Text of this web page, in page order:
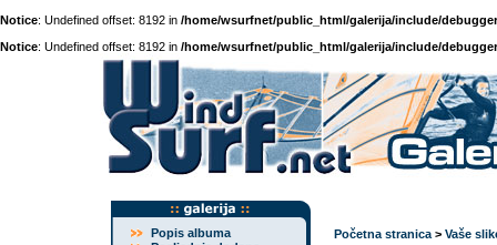
Notice: Undefined offset: 8192 in /home/wsurfnet/public_html/galerija/include/
Notice: Undefined offset: 8192 in /home/wsurfnet/public_html/galerija/include/
Popis albuma
Početna stranica > Vaše